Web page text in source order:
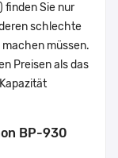
finden Sie nur
schlechte
müssen.
Preisen als das
BP-930